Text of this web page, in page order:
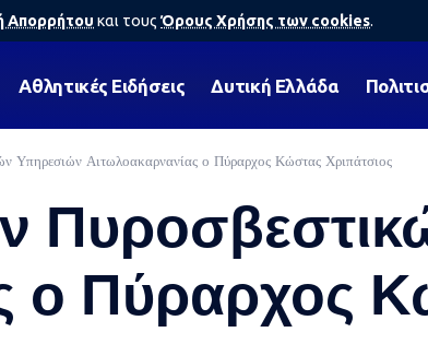
Απορρήτου και τους Όρους Χρήσης των cookies.
Αθλητικές Ειδήσεις Δυτική Ελλάδα
Υπηρεσιών Αιτωλοακαρνανίας ο Πύραρχος Κώστας Χριπάτσιος
ο Πύραρχος